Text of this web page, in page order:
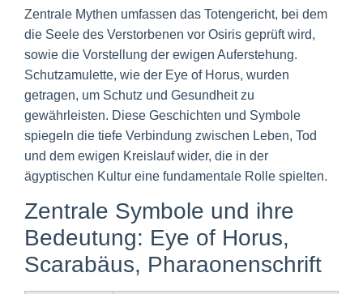
Zentrale Mythen umfassen das Totengericht, bei dem
die Seele des Verstorbenen vor Osiris geprüft wird,
sowie die Vorstellung der ewigen Auferstehung.
Schutzamulette, wie der Eye of Horus, wurden
getragen, um Schutz und Gesundheit zu
gewährleisten. Diese Geschichten und Symbole
spiegeln die tiefe Verbindung zwischen Leben, Tod
und dem ewigen Kreislauf wider, die in der
ägyptischen Kultur eine fundamentale Rolle spielten.
Zentrale Symbole und ihre
Bedeutung: Eye of Horus,
Scarabäus, Pharaonenschrift